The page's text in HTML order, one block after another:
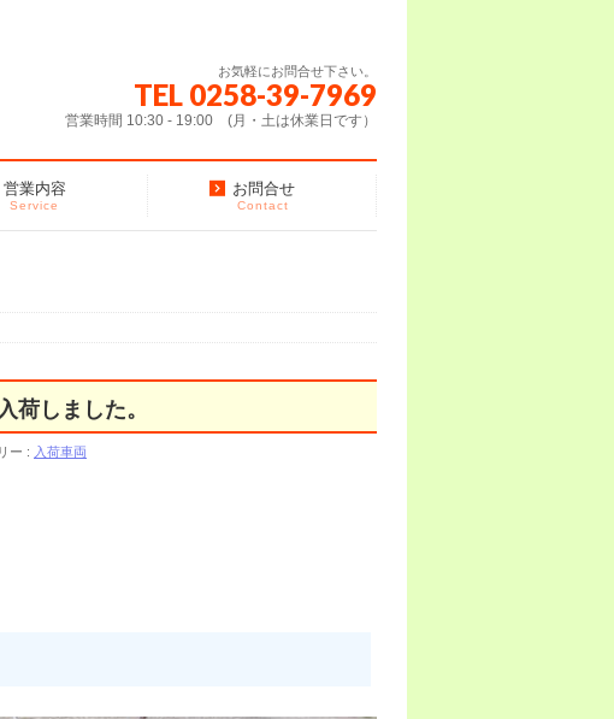
お気軽にお問合せ下さい。
TEL 0258-39-7969
営業時間 10:30 - 19:00 (月・土は休業日です）
営業内容
Service
お問合せ
Contact
荷しました。
ー : 入荷車両